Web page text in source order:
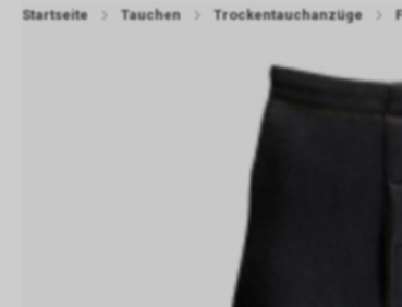
Startseite Tauchen Trockentauchanzüge